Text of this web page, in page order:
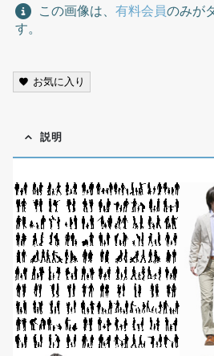
この画像は、 有料会員のみが
す。
お気に入り
説明